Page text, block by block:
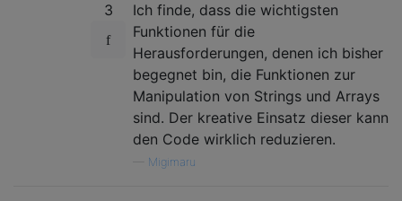
3
Ich finde, dass die wichtigsten
Funktionen für die
Herausforderungen, denen ich bisher
begegnet bin, die Funktionen zur
Manipulation von Strings und Arrays
sind. Der kreative Einsatz dieser kann
den Code wirklich reduzieren.
Migimaru